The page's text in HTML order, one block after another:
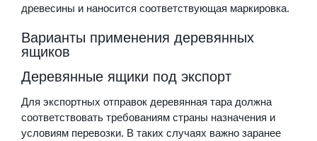
древесины и наносится соответствующая маркировка.
Варианты применения деревянных
ящиков
Деревянные ящики под экспорт
Для экспортных отправок деревянная тара должна
соответствовать требованиям страны назначения и
условиям перевозки. В таких случаях важно заранее